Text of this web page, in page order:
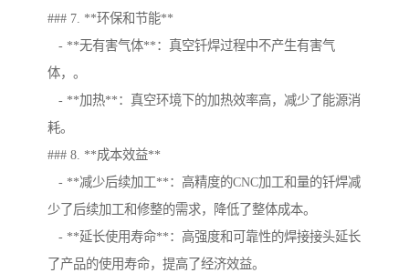
### 7. **环保和节能**
- **无有害气体**：真空钎焊过程中不产生有害气
体，。
- **加热**：真空环境下的加热效率高，减少了能源消
耗。
### 8. **成本效益**
- **减少后续加工**：高精度的CNC加工和量的钎焊减
少了后续加工和修整的需求，降低了整体成本。
- **延长使用寿命**：高强度和可靠性的焊接接头延长
了产品的使用寿命，提高了经济效益。